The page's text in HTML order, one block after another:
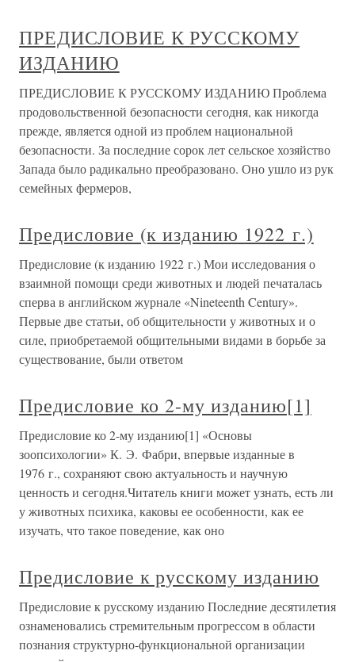
ПРЕДИСЛОВИЕ К РУССКОМУ
ИЗДАНИЮ
ПРЕДИСЛОВИЕ К РУССКОМУ ИЗДАНИЮ Проблема
продовольственной безопасности сегодня, как никогда
прежде, является одной из проблем национальной
безопасности. За последние сорок лет сельское хозяйство
Запада было радикально преобразовано. Оно ушло из рук
семейных фермеров,
Предисловие (к изданию 1922 г.)
Предисловие (к изданию 1922 г.) Мои исследования о
взаимной помощи среди животных и людей печаталась
сперва в английском журнале «Nineteenth Century».
Первые две статьи, об общительности у животных и о
силе, приобретаемой общительными видами в борьбе за
существование, были ответом
Предисловие ко 2-му изданию[1]
Предисловие ко 2-му изданию[1] «Основы
зоопсихологии» К. Э. Фабри, впервые изданные в
1976 г., сохраняют свою актуальность и научную
ценность и сегодня.Читатель книги может узнать, есть ли
у животных психика, каковы ее особенности, как ее
изучать, что такое поведение, как оно
Предисловие к русскому изданию
Предисловие к русскому изданию Последние десятилетия
ознаменовались стремительным прогрессом в области
познания структурно-функциональной организации